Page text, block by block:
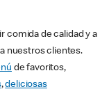
comida de calidad y a
nuestros clientes.
de favoritos,
,deliciosas